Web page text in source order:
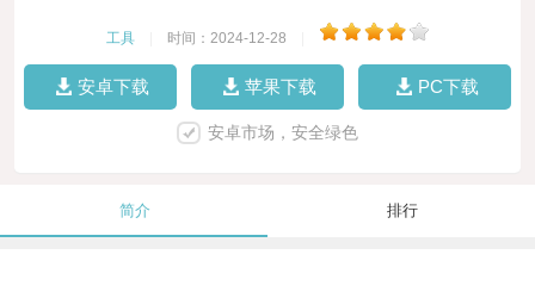
工具 时间：2024-12-28
安卓下载 苹果下载 PC下载
安卓市场，安全绿色
简介 排行